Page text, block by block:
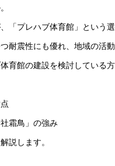
「プレハブ体育館」という選
耐震性にも優れ、地域の活
育館の建設を検討している方
霜鳥」の強み
説します。